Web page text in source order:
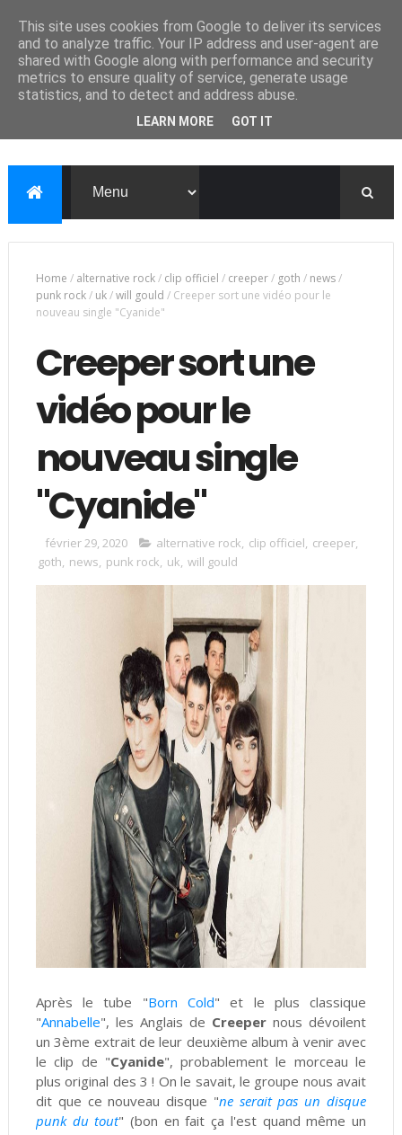
Home / alternative rock/ clip officiel / creeper/ goth / news/
punk rock/ uk/will gould / Creeper sort une vidéo pour le
nouveau single "Cyanide"
Creeper sort une
vidéo pour le
nouveau single
"Cyanide"
février 29, 2020 alternative rock, clip officiel, creeper,
goth, news, punk rock, uk, will gould
Après le tube "Born Cold" et le plus classique
"Annabelle", les Anglais de Creeper nous dévoilent
un 3ème extrait de leur deuxième album à venir avec
le clip de "Cyanide", probablement le morceau le
plus original des 3 ! On le savait, le groupe nous avait
dit que ce nouveau disque "ne serait pas un disque
punk du tout" (bon en fait ça l'est quand même un
This site uses cookies from Google to deliver its services
and to analyze traffic. Your IP address and user-agent are
shared with Google along with performance and security
metrics to ensure quality of service, generate usage
statistics, and to detect and address abuse.
LEARN MORE GOT IT